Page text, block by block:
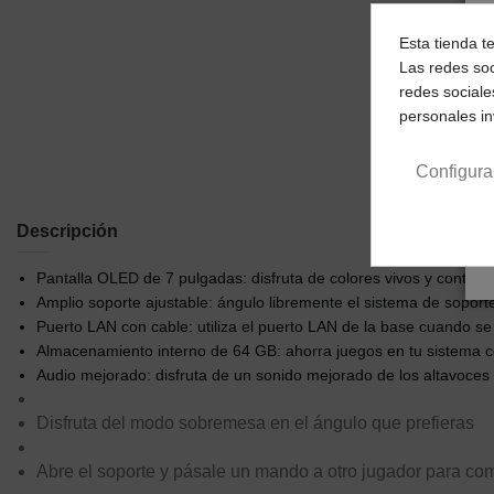
Descripción
Pantalla OLED de 7 pulgadas: disfruta de colores vivos y
Amplio soporte ajustable: ángulo libremente el sistema de
Puerto LAN con cable: utiliza el puerto LAN de la base cuando
Almacenamiento interno de 64 GB: ahorra juegos en tu sistema
Audio mejorado: disfruta de un sonido mejorado de los
Disfruta del modo sobremesa en el ángulo que prefieras
Abre el soporte y pásale un mando a otro jugador para
Esta tienda
Las redes
redes
personales